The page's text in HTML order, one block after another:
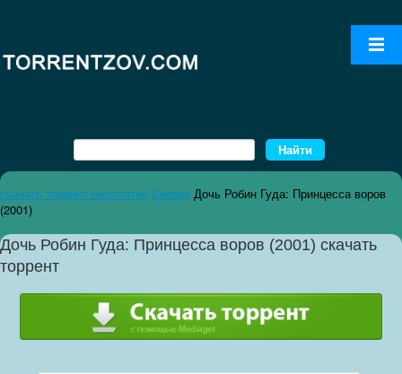
скачать торрент бесплатно Боевик Дочь Робин Гуда: Принцесса воров
(2001)
Дочь Робин Гуда: Принцесса воров (2001) скачать
торрент